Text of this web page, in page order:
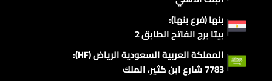
بنها (فرع بنها):
بيتا برج الفاتح الطابق 2
المملكة العربية السعودية الرياض (HF):
7783 شارع ابن كثير، الملك